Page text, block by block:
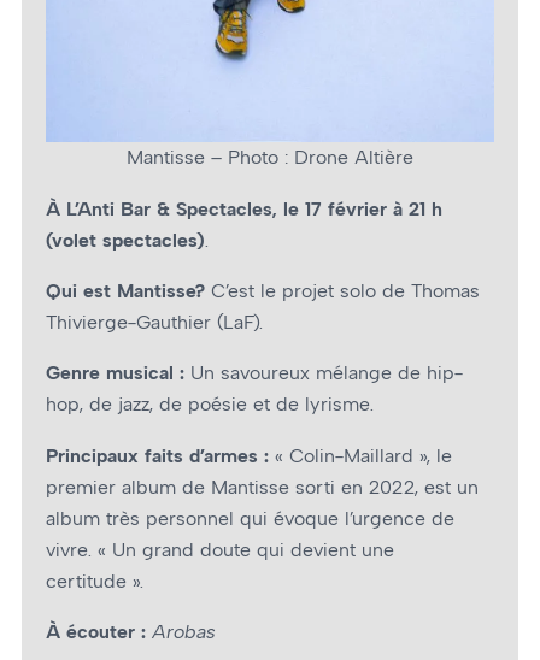
Mantisse – Photo : Drone Altière
À L’Anti Bar & Spectacles, le 17 février à 21 h
(volet spectacles)
Qui est Mantisse? C’est le projet solo de Thomas
Thivierge-Gauthier (LaF).
Genre musical : Un savoureux mélange de hip-
hop, de jazz, de poésie et de lyrisme.
Principaux faits d’armes : « Colin-Maillard », le
premier album de Mantisse sorti en 2022, est un
album très personnel qui évoque l’urgence de
vivre. « Un grand doute qui devient une
certitude ».
À écouter : Arobas